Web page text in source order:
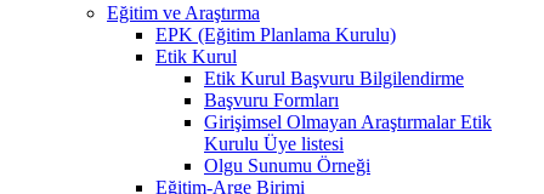
Eğitim ve Araştırma
EPK (Eğitim Planlama Kurulu)
Etik Kurul
Etik Kurul Başvuru Bilgilendirme
Başvuru Formları
Girişimsel Olmayan Araştırmalar Etik
Kurulu Üye listesi
Olgu Sunumu Örneği
Eğitim-Arge Birimi